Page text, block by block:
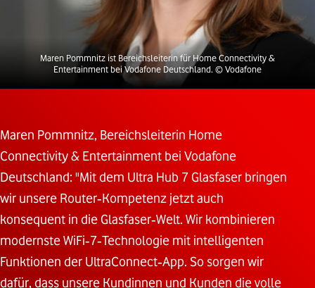
Maren Pommnitz ist Bereichsleiterin für Home Connectivity &
Entertainment bei Vodafone Deutschland. © Vodafone
Maren Pommnitz, Bereichsleiterin Home
Connectivity & Entertainment bei Vodafone
Deutschland: "Mit dem Ultra Hub 7 Glasfaser bringen
wir unsere Router‑Kompetenz jetzt auch
konsequent in die Glasfaser‑Welt. Wir kombinieren
modernste WiFi‑7‑Technologie mit intelligenten
Funktionen der UltraConnect‑App. So sorgen wir
dafür, dass unsere Kundinnen und Kunden die volle